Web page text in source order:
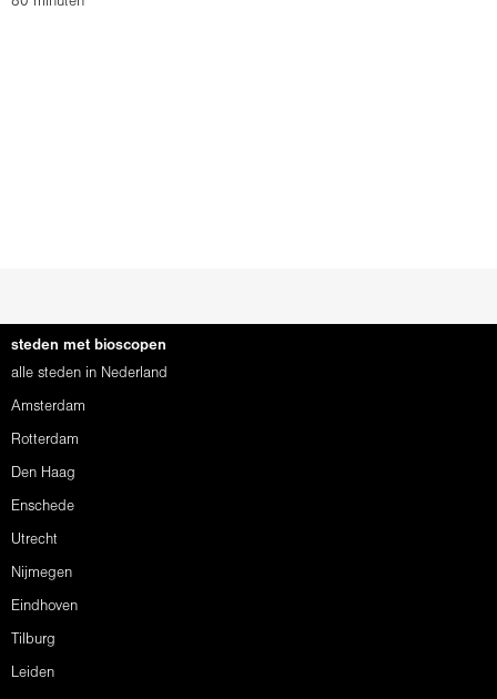
steden met bioscopen
alle steden in Nederland
Amsterdam
Rotterdam
Den Haag
Enschede
Utrecht
Nijmegen
Eindhoven
Tilburg
Leiden